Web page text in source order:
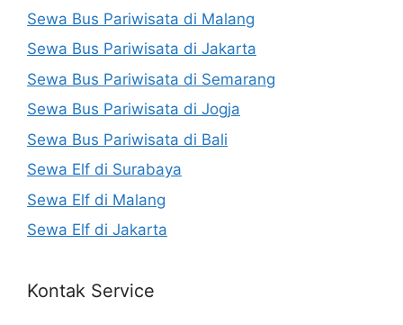
Sewa Bus Pariwisata di Malang
Sewa Bus Pariwisata di Jakarta
Sewa Bus Pariwisata di Semarang
Sewa Bus Pariwisata di Jogja
Sewa Bus Pariwisata di Bali
Sewa Elf di Surabaya
Sewa Elf di Malang
Sewa Elf di Jakarta
Kontak Service